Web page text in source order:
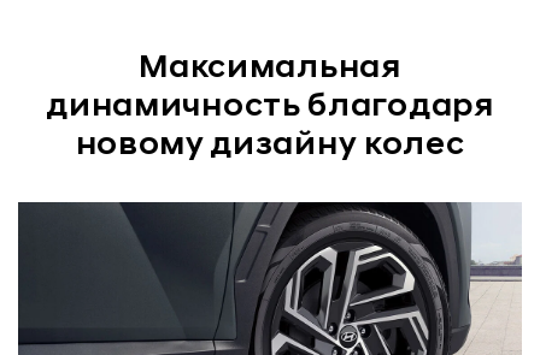
Максимальная
динамичность благодаря
новому дизайну колес